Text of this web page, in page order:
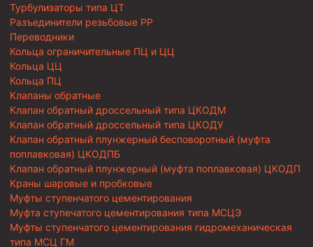
Турбулизаторы типа ЦТ
Разъединители резьбовые РР
Переводники
Кольца ограничительные ПЦ и ЦЦ
Кольца ЦЦ
Кольца ПЦ
Клапаны обратные
Клапан обратный дроссельный типа ЦКОДМ
Клапан обратный дроссельный типа ЦКОДУ
Клапан обратный плунжерный бесповоротный (муфта
поплавковая) ЦКОДПБ
Клапан обратный плунжерный (муфта поплавковая) ЦКОДП
Краны шаровые и пробковые
Муфты ступенчатого цементирования
Муфта ступечатого цементирования типа МСЦЭ
Муфты ступенчатого цементирования гидромеханическая
типа МСЦ ГМ